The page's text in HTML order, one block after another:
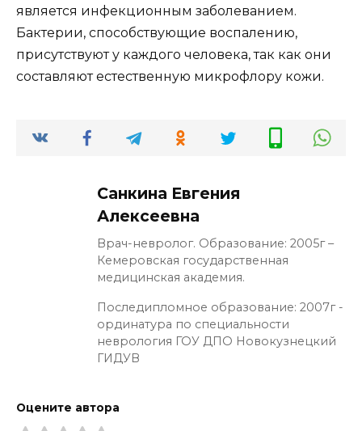
является инфекционным заболеванием.
Бактерии, способствующие воспалению,
присутствуют у каждого человека, так как они
составляют естественную микрофлору кожи.
Санкина Евгения
Алексеевна
Врач-невролог. Образование: 2005г –
Кемеровская государственная
медицинская академия.
Последипломное образование: 2007г -
ординатура по специальности
неврология ГОУ ДПО Новокузнецкий
ГИДУВ
Оцените автора